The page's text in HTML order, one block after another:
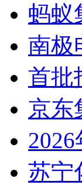
蚂蚁
南极
首批
京东
苏宁